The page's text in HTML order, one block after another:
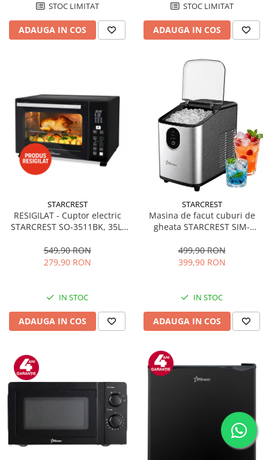
STOC LIMITAT
ADAUGA IN COS
STOC LIMITAT
ADAUGA IN COS
STARCREST
RESIGILAT - Cuptor electric
STARCREST SO-3511BK, 35L,
Programe predefinite,
Interfata digitala, Negru
549,90 RON
279,90 RON
IN STOC
ADAUGA IN COS
STARCREST
Masina de facut cuburi de
gheata STARCREST SIM-
12Kg/24h, Cos gheata
detasabil, Rezervor apa 0.8 l,
499,90 RON
399,90 RON
IN STOC
ADAUGA IN COS